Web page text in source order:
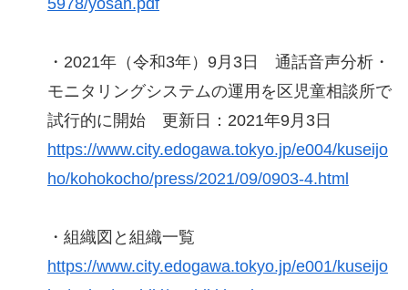
・2021年（令和3年）9月3日 通話音声分析・
モニタリングシステムの運用を区児童相談所で
試行的に開始 更新日：2021年9月3日
https://www.city.edogawa.tokyo.jp/e004/kuseijo
ho/kohokocho/press/2021/09/0903-4.html
・組織図と組織一覧
https://www.city.edogawa.tokyo.jp/e001/kuseijo